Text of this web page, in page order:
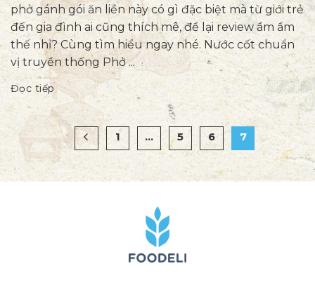
phở gánh gói ăn liền này có gì đặc biệt mà từ giới trẻ
đến gia đình ai cũng thích mê, để lại review ầm ầm
thế nhỉ? Cùng tìm hiểu ngay nhé. Nước cốt chuẩn
vị truyền thống Phở ...
Đọc tiếp
1 … 5 6 7